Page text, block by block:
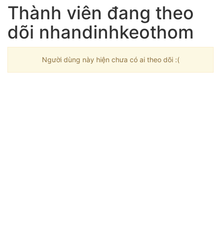
Thành viên đang theo
dõi nhandinhkeothom
Người dùng này hiện chưa có ai theo dõi :(